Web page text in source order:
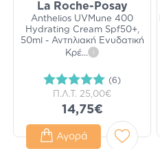
La Roche-Posay
Anthelios UVMune 400
Hydrating Cream Spf50+,
50ml - Αντηλιακή Ενυδατική
Κρέ... i
(6)
Π.Λ.Τ. 25,00€
14,75€
Αγορά